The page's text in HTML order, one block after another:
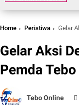
Home Peristiwa Gelar
Gelar Aksi
Pemda
Tebo Online